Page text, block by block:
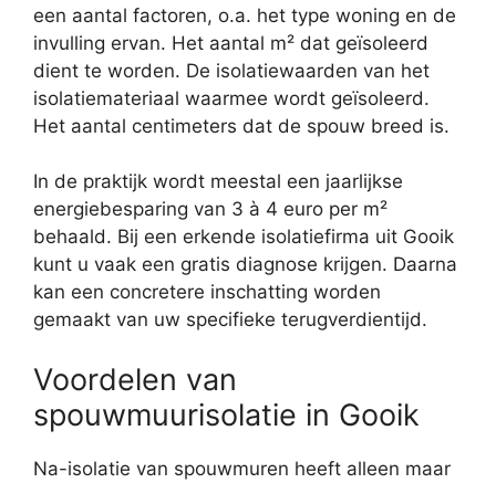
een aantal factoren, o.a. het type woning en de
invulling ervan. Het aantal m² dat geïsoleerd
dient te worden. De isolatiewaarden van het
isolatiemateriaal waarmee wordt geïsoleerd.
Het aantal centimeters dat de spouw breed is.
In de praktijk wordt meestal een jaarlijkse
energiebesparing van 3 à 4 euro per m²
behaald. Bij een erkende isolatiefirma uit Gooik
kunt u vaak een gratis diagnose krijgen. Daarna
kan een concretere inschatting worden
gemaakt van uw specifieke terugverdientijd.
Voordelen van
spouwmuurisolatie in Gooik
Na-isolatie van spouwmuren heeft alleen maar